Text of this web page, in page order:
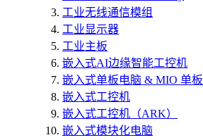
工业无线通信模组
工业显示器
工业主板
嵌入式AI边缘智能工控机
嵌入式单板电脑 & MIO 单板
嵌入式工控机
嵌入式工控机（ARK）
嵌入式模块化电脑